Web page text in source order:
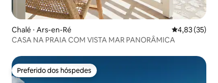
Chalé ⋅ Ars-en-Ré 4,83 de uma
4,83 (35)
CASA NA PRAIA COM VISTA MAR PANORÂMICA
Preferido dos hóspedes
Preferido dos hóspedes